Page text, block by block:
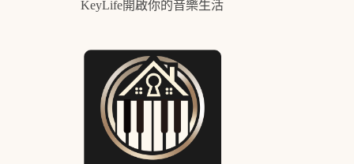
KeyLife開啟你的音樂生活